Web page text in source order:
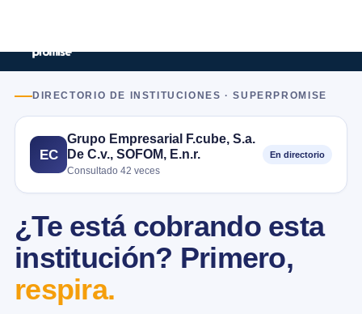
DIRECTORIO DE INSTITUCIONES · SUPERPROMISE
EC
Grupo Empresarial F.cube, S.a.
De C.v., SOFOM, E.n.r.
Consultado 42 veces
En directorio
¿Te está cobrando esta
institución? Primero,
respira.